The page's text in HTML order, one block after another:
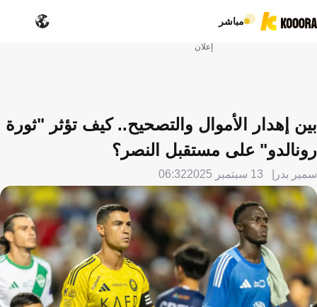
مباشر
إعلان
بين إهدار الأموال والتصحيح.. كيف تؤثر "ثورة
رونالدو" على مستقبل النصر؟
سمير بدر 13 سبتمبر 2025 06:32